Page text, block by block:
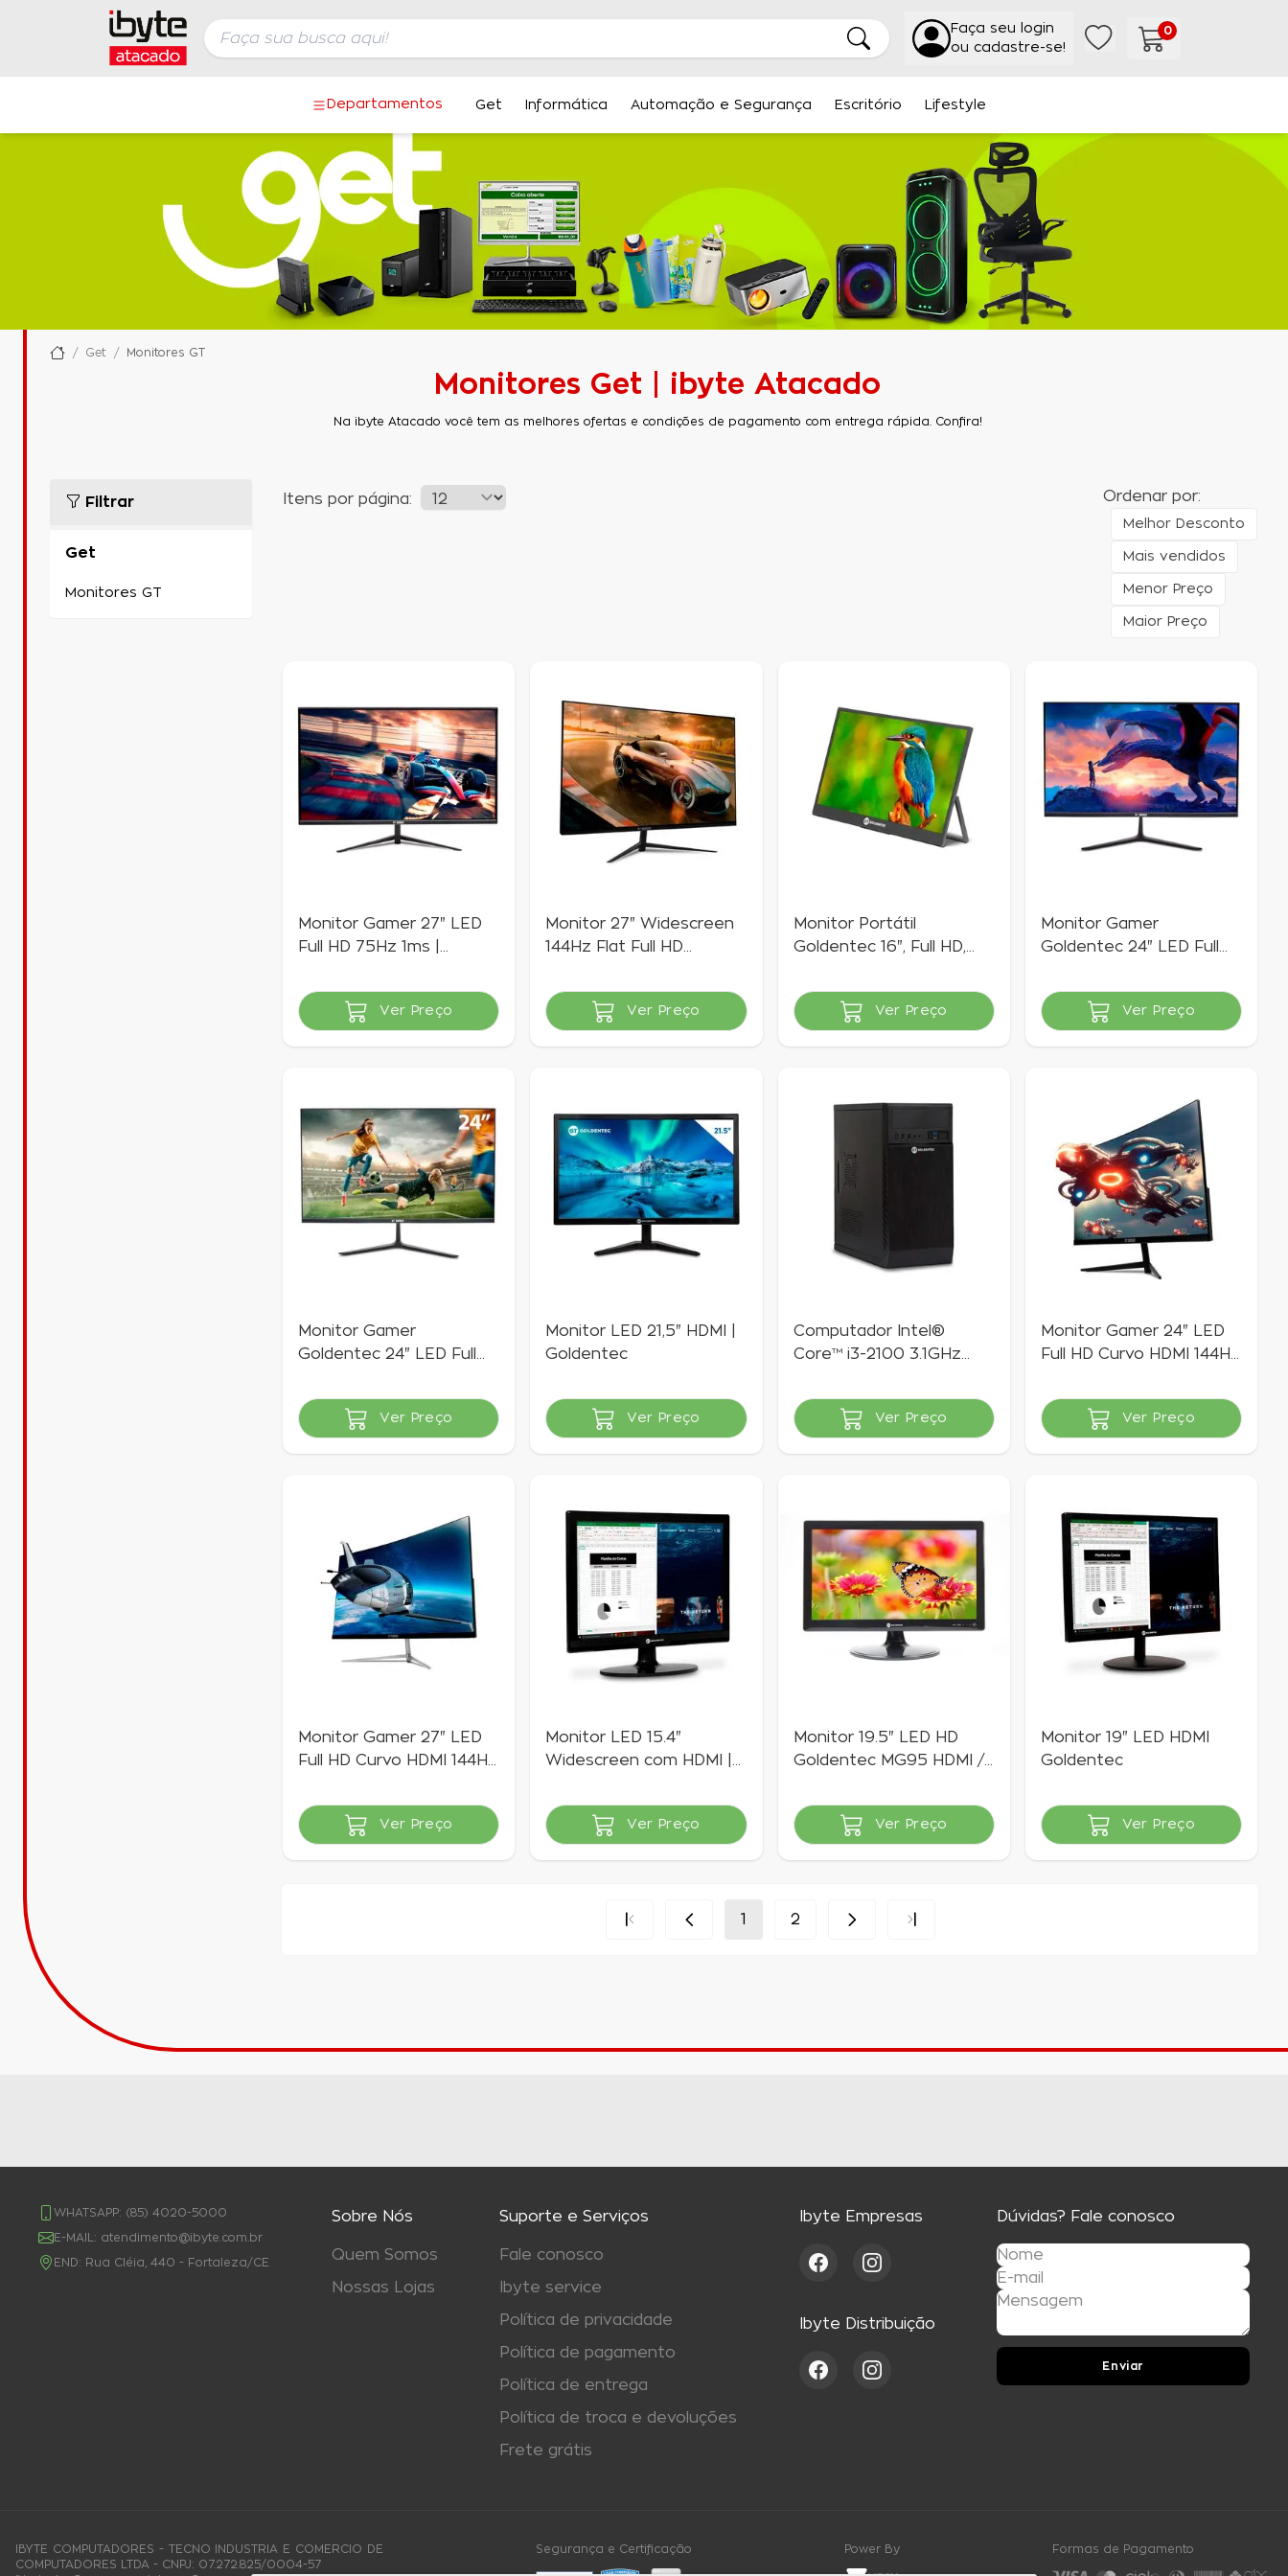
Faça seu login
ou cadastre-se!
0
Departamentos Get Informática Automação e Segurança Escritório Lifestyle
Get Monitores GT
Monitores Get | ibyte Atacado
Na ibyte Atacado você tem as melhores ofertas e condições de pagamento com entrega rápida. Confira!
Filtrar
Get
Itens por página: Ordenar por:
Melhor Desconto
Mais vendidos
Menor Preço
Maior Preço
Monitor Gamer 27" LED
Full HD 75Hz 1ms |
Indisponível
Ver Preço
Monitor 27" Widescreen
144Hz Flat Full HD
Indisponível
Ver Preço
Monitor Portátil
Goldentec 16", Full HD,
Indisponível
Ver Preço
Monitor Gamer
Goldentec 24" LED Full
Indisponível
Ver Preço
Monitor Gamer
Goldentec 24" LED Full
Gamer
Indisponível
Ver Preço
Monitor LED 21,5" HDMI |
Goldentec
Indisponível
Ver Preço
Computador Intel®
Core™ i3-2100 3.1GHz
10 Home SL | GT
Indisponível
Ver Preço
Monitor Gamer 24" LED
Full HD Curvo HDMI 144Hz
Indisponível
Ver Preço
Monitor Gamer 27" LED
Full HD Curvo HDMI 144Hz
Indisponível
Ver Preço
Monitor LED 15.4"
Widescreen com HDMI |
Indisponível
Ver Preço
Monitor 19.5" LED HD
Goldentec MG95 HDMI /
Indisponível
Ver Preço
Monitor 19" LED HDMI
Goldentec
Indisponível
Ver Preço
1 2
WHATSAPP: (85) 4020-5000
E-MAIL: atendimento@ibyte.com.br
END: Rua Cléia, 440 - Fortaleza/CE
Sobre Nós
Quem Somos
Nossas Lojas
Suporte e Serviços
Fale conosco
Ibyte service
Política de privacidade
Política de pagamento
Política de entrega
Política de troca e devoluções
Frete grátis
Ibyte Empresas
Ibyte Distribuição
Dúvidas? Fale conosco
Enviar
IBYTE COMPUTADORES - TECNO INDUSTRIA E COMERCIO DE
COMPUTADORES LTDA - CNPJ: 07.272.825/0004-57
Segurança e Certificação Power By Formas de Pagamento